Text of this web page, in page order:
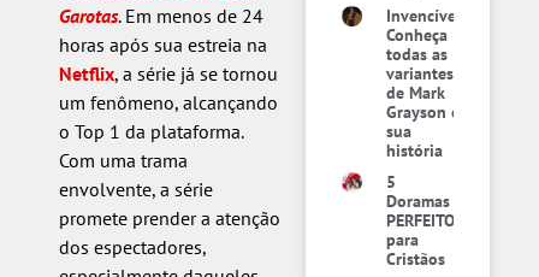
Garotas. Em menos de 24
horas após sua estreia na
Netflix, a série já se tornou
um fenômeno, alcançando
o Top 1 da plataforma.
Com uma trama
envolvente, a série
promete prender a atenção
dos espectadores,
Invencível:
Conheça
todas as
variantes
de Mark
Grayson e
sua
história
5
Doramas
PERFEITOS
para
Cristãos